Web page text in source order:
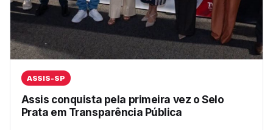
ASSIS-SP
Assis conquista pela primeira vez o Selo
Prata em Transparência Pública